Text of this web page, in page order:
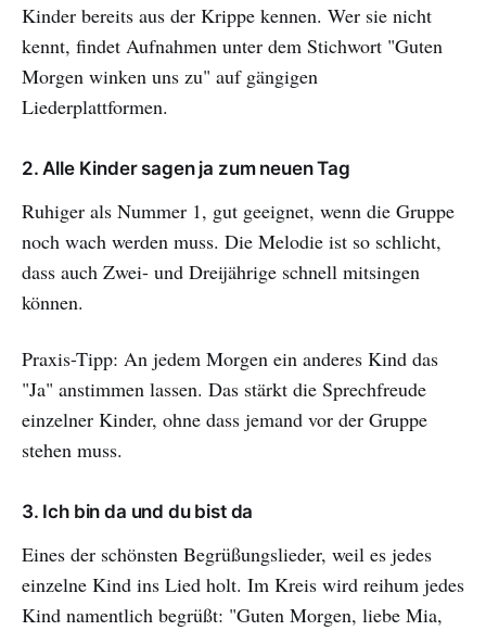
Kinder bereits aus der Krippe kennen. Wer sie nicht
kennt, findet Aufnahmen unter dem Stichwort "Guten
Morgen winken uns zu" auf gängigen
Liederplattformen.
2. Alle Kinder sagen ja zum neuen Tag
Ruhiger als Nummer 1, gut geeignet, wenn die Gruppe
noch wach werden muss. Die Melodie ist so schlicht,
dass auch Zwei- und Dreijährige schnell mitsingen
können.
Praxis-Tipp: An jedem Morgen ein anderes Kind das
"Ja" anstimmen lassen. Das stärkt die Sprechfreude
einzelner Kinder, ohne dass jemand vor der Gruppe
stehen muss.
3. Ich bin da und du bist da
Eines der schönsten Begrüßungslieder, weil es jedes
einzelne Kind ins Lied holt. Im Kreis wird reihum jedes
Kind namentlich begrüßt: "Guten Morgen, liebe Mia,